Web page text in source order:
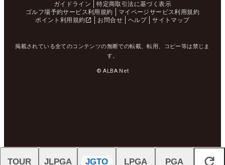
ガイドライン
特定商取引法に基づく表示
ゴルフ場予約サービス利用規約
マイページサービス利用規約
ポイント利用規約
お問合せ ヘルプ サイトマップ
掲載されている全てのコンテンツの無断での転載、転用、コピー等は禁じま
す。
© ALBA Net
閉じる
TOUR JLPGA JGTO LPGA PGA